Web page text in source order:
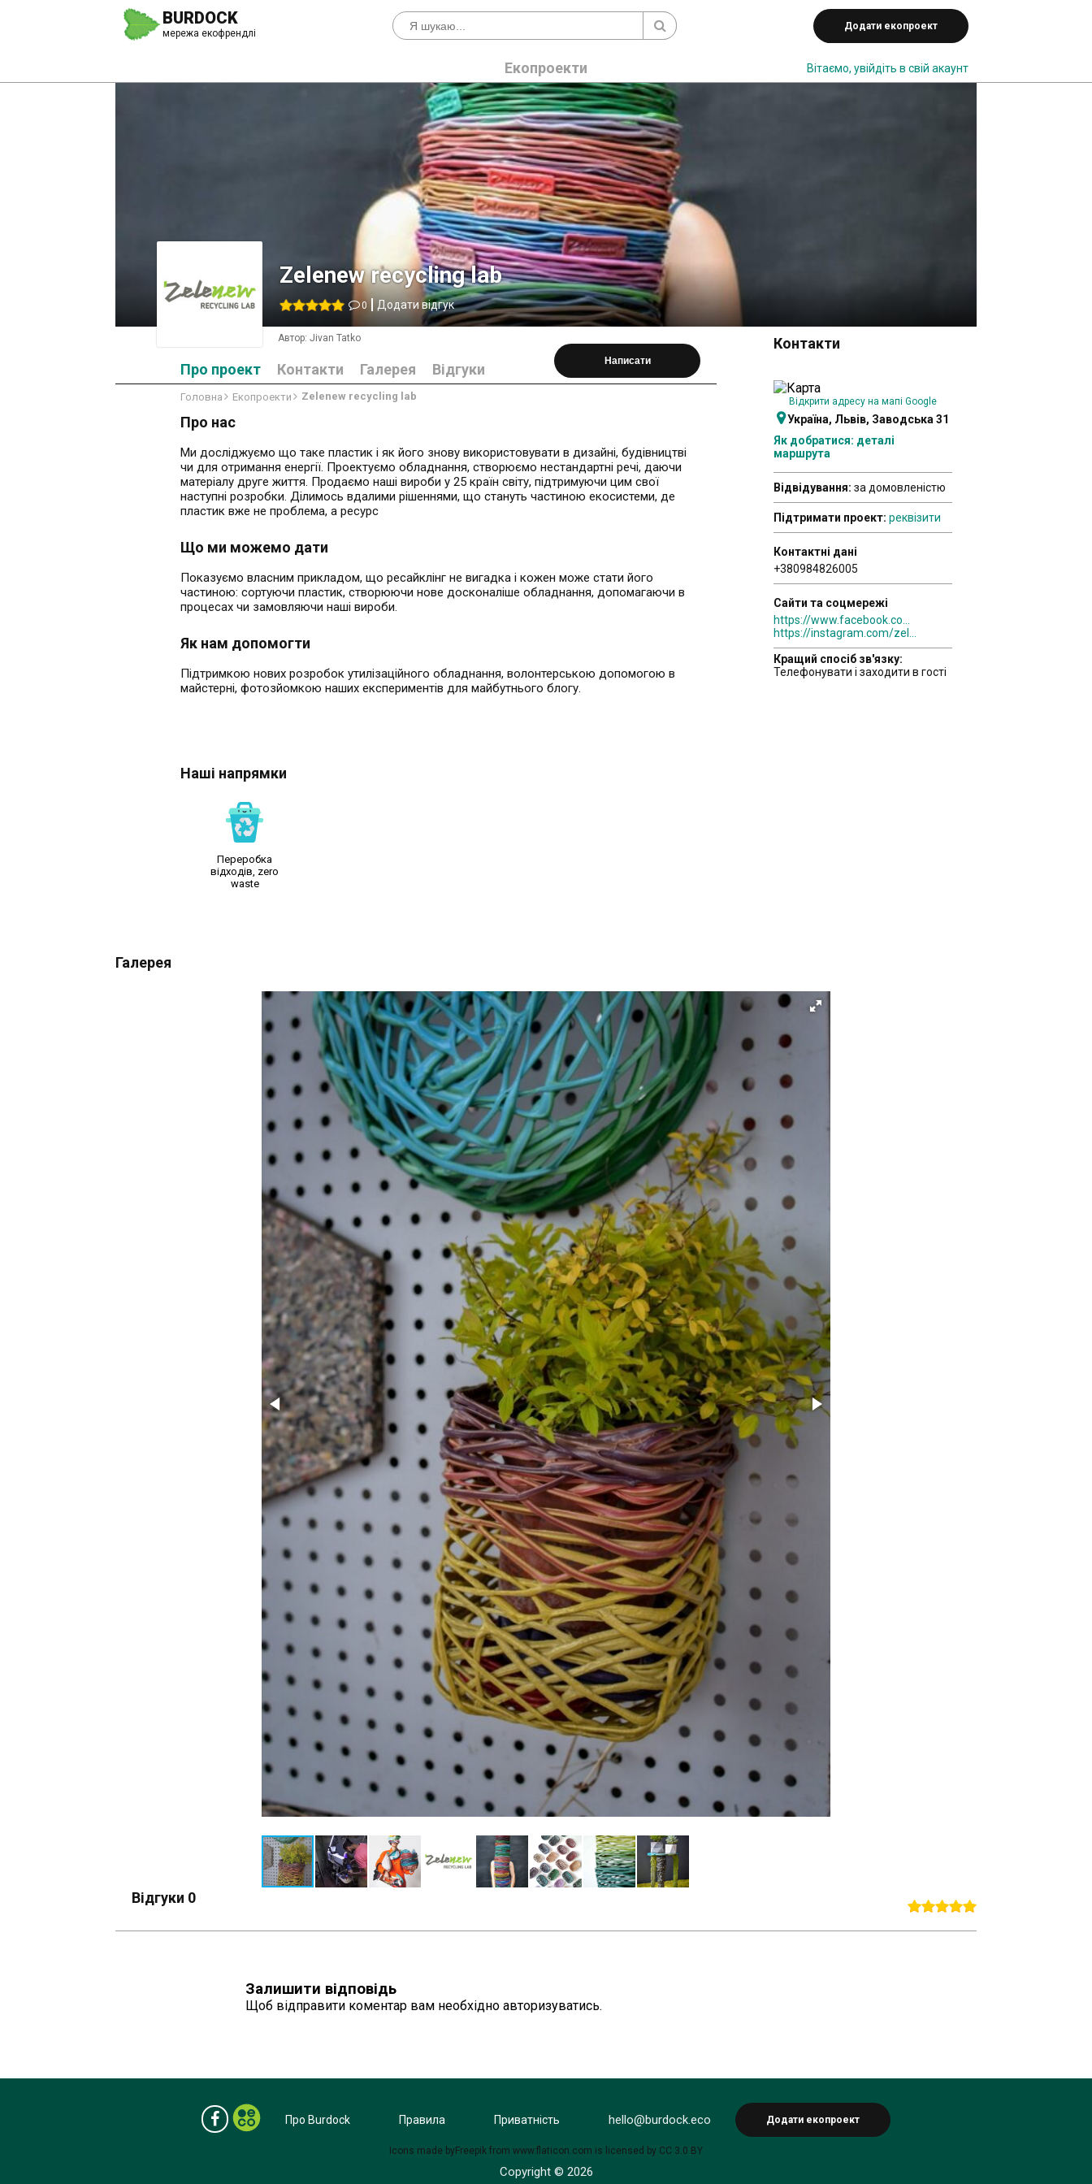
BURDOCK
мережа екофрендлі
Додати екопроект
Екопроекти Вітаємо, увійдіть в свій акаунт
Zelenew recycling lab
0 Додати відгук
Автор: Jivan Tatko
Про проект Контакти Галерея Відгуки Написати
Головна Екопроекти Zelenew recycling lab
Про нас
Ми досліджуємо що таке пластик і як його знову використовувати в дизайні, будівництві
чи для отримання енергії. Проектуємо обладнання, створюємо нестандартні речі, даючи
матеріалу друге життя. Продаємо наші вироби у 25 країн світу, підтримуючи цим свої
наступні розробки. Ділимось вдалими рішеннями, що стануть частиною екосистеми, де
пластик вже не проблема, а ресурс
Що ми можемо дати
Показуємо власним прикладом, що ресайклінг не вигадка і кожен може стати його
частиною: сортуючи пластик, створюючи нове досконаліше обладнання, допомагаючи в
процесах чи замовляючи наші вироби.
Як нам допомогти
Підтримкою нових розробок утилізаційного обладнання, волонтерською допомогою в
майстерні, фотозйомкою наших експериментів для майбутнього блогу.
Контакти
Відкрити адресу на мапі Google
Україна, Львів, Заводська 31
Як добратися: деталі
маршрута
Відвідування: за домовленістю
Підтримати проект: реквізити
Контактні дані
+380984826005
Сайти та соцмережі
Кращий спосіб зв'язку:
Телефонувати і заходити в гості
Наші напрямки
Переробка
відходів, zero
waste
Галерея
Відгуки 0
Залишити відповідь
Щоб відправити коментар вам необхідно авторизуватись.
Про Burdock Правила Приватність hello@burdock.eco Додати екопроект
Icons made byFreepik from www.flaticon.com is licensed by CC 3.0 BY
Copyright © 2026